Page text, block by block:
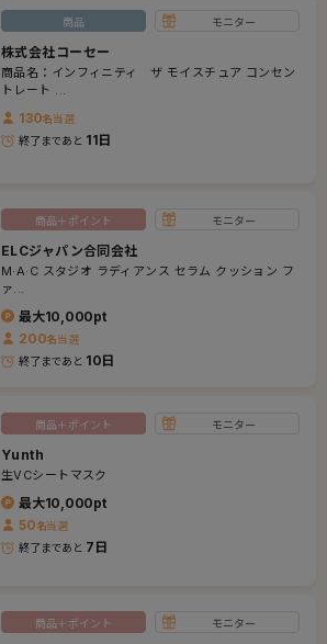
商品 モニター
株式会社コーセー
商品名：インフィニティ ザ モイスチュア コンセン
トレート ...
130名当選
終了まであと 11日
商品＋ポイント モニター
ELCジャパン合同会社
M·A·C スタジオ ラディアンス セラム クッション フ
ァ...
最大10,000pt
200名当選
終了まであと 10日
商品＋ポイント モニター
Yunth
生VCシートマスク
最大10,000pt
50名当選
終了まであと 7日
商品＋ポイント モニター